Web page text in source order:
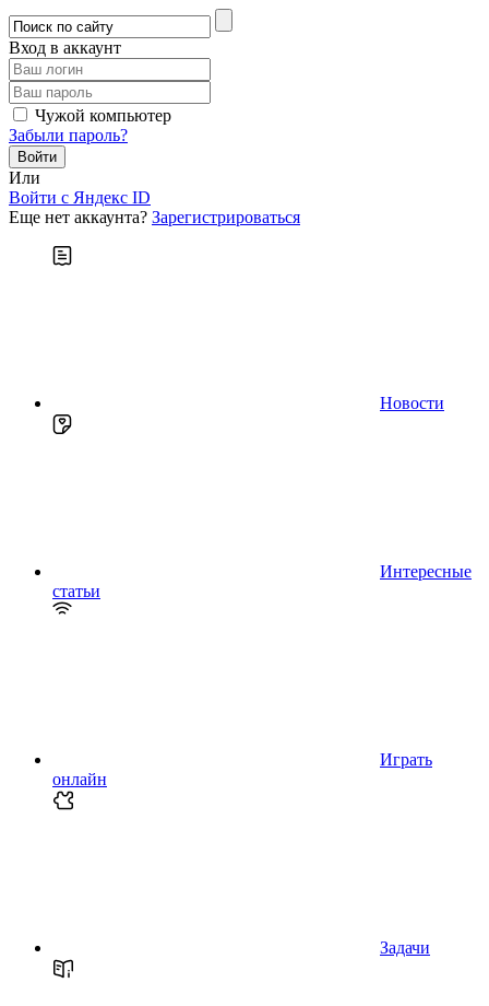
Вход в аккаунт
Чужой компьютер
Забыли пароль?
Или
Войти c Яндекс ID
Еще нет аккаунта? Зарегистрироваться
Новости
Интересные
статьи
Играть
онлайн
Задачи